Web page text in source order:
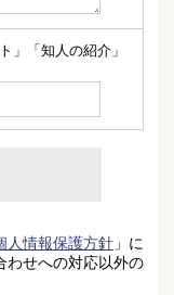
」「知人の紹介」
人情報保護方針」に
わせへの対応以外の